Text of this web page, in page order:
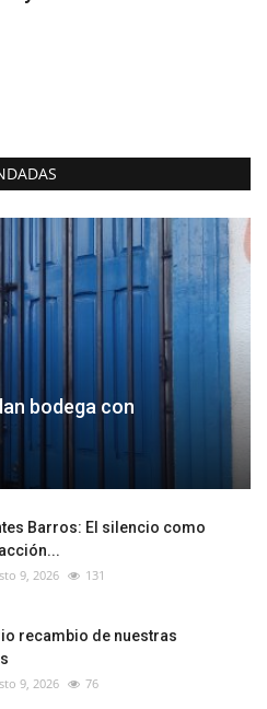
bodega con
Barros: El silencio como
9, 2026 131
recambio de nuestras
9, 2026 76